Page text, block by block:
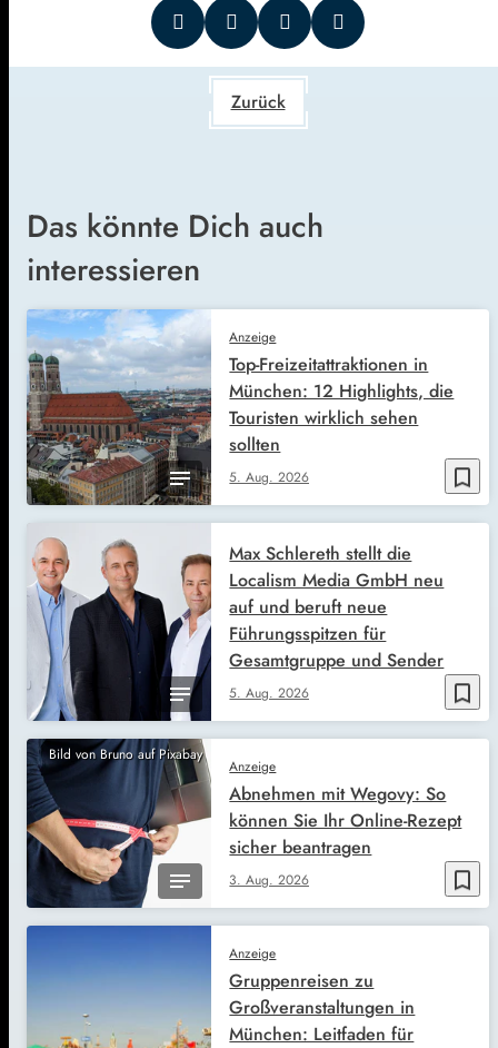
Zurück
Das könnte Dich auch
interessieren
bookmark_border
Anzeige
5. Aug. 2026
Top-Freizeitattraktionen in
München: 12 Highlights, die
Touristen wirklich sehen
sollten
bookmark_border
5. Aug. 2026
Max Schlereth stellt die
Localism Media GmbH neu
auf und beruft neue
Führungsspitzen für
Gesamtgruppe und Sender
Bild von Bruno auf Pixabay
bookmark_border
Anzeige
3. Aug. 2026
Abnehmen mit Wegovy: So
können Sie Ihr Online-Rezept
sicher beantragen
Anzeige
Gruppenreisen zu
Großveranstaltungen in
München: Leitfaden für